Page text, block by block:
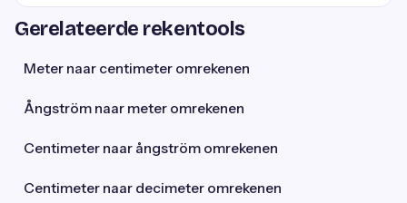
Gerelateerde rekentools
Meter naar centimeter omrekenen
Ångström naar meter omrekenen
Centimeter naar ångström omrekenen
Centimeter naar decimeter omrekenen